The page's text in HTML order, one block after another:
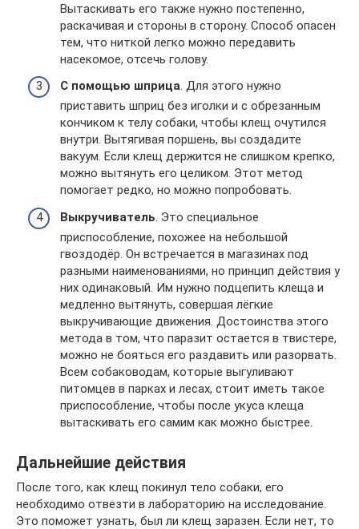
Вытаскивать его также нужно постепенно,
раскачивая и стороны в сторону. Способ опасен
тем, что ниткой легко можно передавить
насекомое, отсечь голову.
С помощью шприца. Для этого нужно
приставить шприц без иголки и с обрезанным
кончиком к телу собаки, чтобы клещ очутился
внутри. Вытягивая поршень, вы создадите
вакуум. Если клещ держится не слишком крепко,
можно вытянуть его целиком. Этот метод
помогает редко, но можно попробовать.
Выкручиватель. Это специальное
приспособление, похожее на небольшой
гвоздодёр. Он встречается в магазинах под
разными наименованиями, но принцип действия у
них одинаковый. Им нужно подцепить клеща и
медленно вытянуть, совершая лёгкие
выкручивающие движения. Достоинства этого
метода в том, что паразит остается в твистере,
можно не бояться его раздавить или разорвать.
Всем собаководам, которые выгуливают
питомцев в парках и лесах, стоит иметь такое
приспособление, чтобы после укуса клеща
вытаскивать его самим как можно быстрее.
Дальнейшие действия
После того, как клещ покинул тело собаки, его
необходимо отвезти в лабораторию на исследование.
Это поможет узнать, был ли клещ заразен. Если нет, то